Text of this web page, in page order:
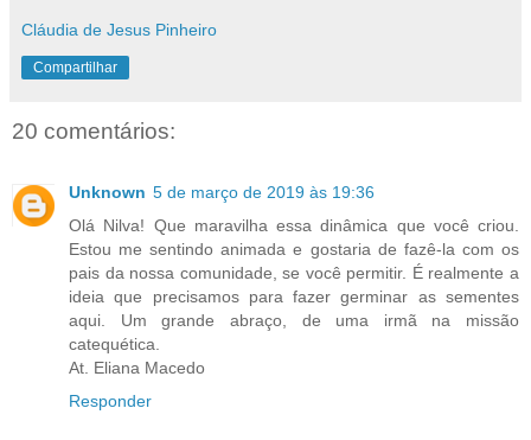
Cláudia de Jesus Pinheiro
Compartilhar
20 comentários:
Unknown 5 de março de 2019 às 19:36
Olá Nilva! Que maravilha essa dinâmica que você criou.
Estou me sentindo animada e gostaria de fazê-la com os
pais da nossa comunidade, se você permitir. É realmente a
ideia que precisamos para fazer germinar as sementes
aqui. Um grande abraço, de uma irmã na missão
catequética.
At. Eliana Macedo
Responder